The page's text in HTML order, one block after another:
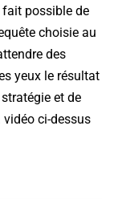
possible de
choisie au
des
yeux le résultat
et de
vidéo ci-dessus